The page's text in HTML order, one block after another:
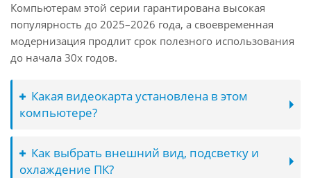
Компьютерам этой серии гарантирована высокая
популярность до 2025–2026 года, а своевременная
модернизация продлит срок полезного использования
до начала 30х годов.
Какая видеокарта установлена в этом
компьютере?
Как выбрать внешний вид, подсветку и
охлаждение ПК?